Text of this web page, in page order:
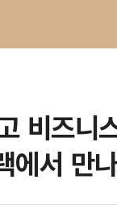
비즈니
에서 만